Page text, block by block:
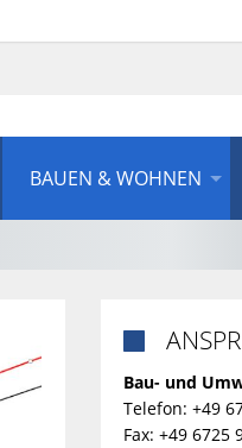
BAUEN & WOHNEN
Bau- und
Telefon: +49
Fax: +49 6725